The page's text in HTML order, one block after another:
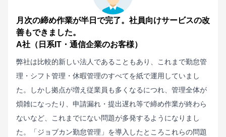
月次の締め作業が半日で完了。社員向けサービスの改
善もできました。
A社（日系IT・通信企業のお客様）
弊社は比較的新しい法人であることもあり、これまで勤怠管
理・シフト管理・休暇管理のすべてを紙で運用していまし
た。しかし拠点が増え従業員も多くなるにつれ、管理全体が
煩雑になったり、申請漏れ・提出遅れ等で締め作業が終わら
ないなど、これまでにない問題が多発するようになりまし
た。「ジョブカン勤怠管理」を導入したところこれらの問題